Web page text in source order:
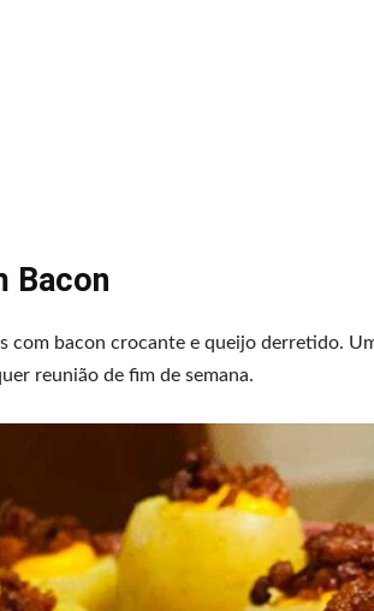
Bacon
com bacon crocante e queijo derretido.
reunião de fim de semana.